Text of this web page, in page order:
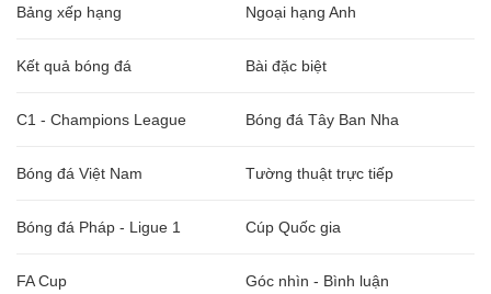
Bảng xếp hạng Ngoại hạng Anh
Kết quả bóng đá Bài đặc biệt
C1 - Champions League Bóng đá Tây Ban Nha
Bóng đá Việt Nam Tường thuật trực tiếp
Bóng đá Pháp - Ligue 1 Cúp Quốc gia
FA Cup Góc nhìn - Bình luận